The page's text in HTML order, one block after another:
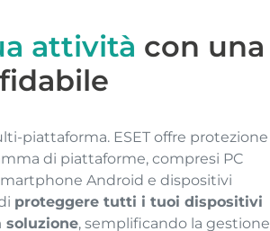
attività con una
piattaforma. ESET offre protezione
di piattaforme, compresi PC
Android e dispositivi
proteggere tutti i tuoi dispositivi
soluzione, semplificando la gestione